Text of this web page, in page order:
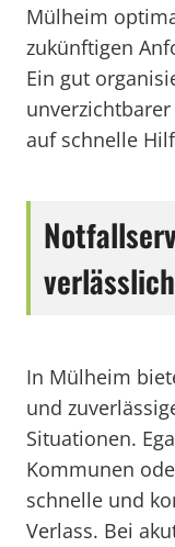
Mülheim
zukünftigen
Ein gut
auf schnelle
In Mülheim
und
Situationen.
Kommunen
schnelle und
Verlass. Bei